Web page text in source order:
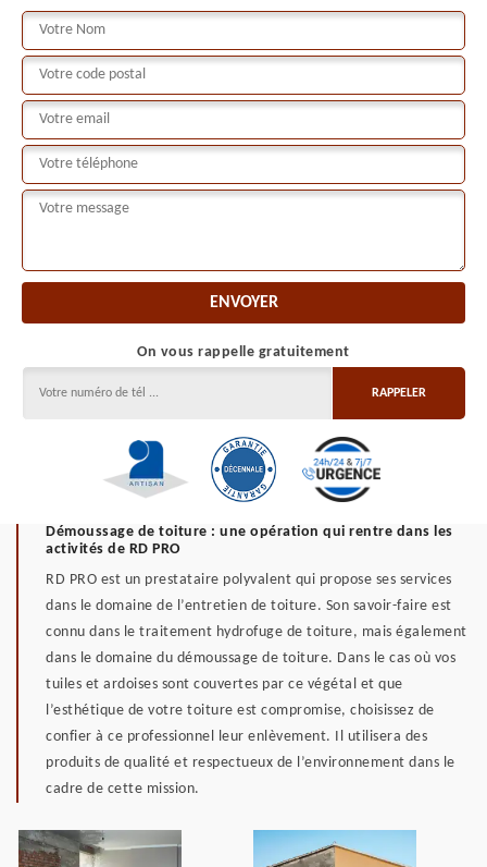
On vous rappelle gratuitement
Démoussage de toiture : une opération qui rentre dans les
activités de RD PRO
RD PRO est un prestataire polyvalent qui propose ses services
dans le domaine de l’entretien de toiture. Son savoir-faire est
connu dans le traitement hydrofuge de toiture, mais également
dans le domaine du démoussage de toiture. Dans le cas où vos
tuiles et ardoises sont couvertes par ce végétal et que
l’esthétique de votre toiture est compromise, choisissez de
confier à ce professionnel leur enlèvement. Il utilisera des
produits de qualité et respectueux de l’environnement dans le
cadre de cette mission.